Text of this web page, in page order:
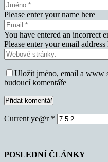
Please enter your name here
You have entered an incorrect
Please enter your email address
Uložit jméno, email a www
budoucí komentáře
Current ye@r *
POSLEDNÍ ČLÁNKY